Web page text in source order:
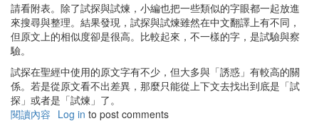
請看附表。除了試探與試煉，小編也把一些類似的字眼都一起放進
來搜尋與整理。結果發現，試探與試煉雖然在中文翻譯上有不同，
但原文上的相似度卻是很高。比較起來，不一樣的字，是試驗與察
驗。
試探在聖經中使用的原文字有不少，但大多與「誘惑」有較高的關
係。若是從原文看不出差異，那麼只能從上下文去找出到底是「試
探」或者是「試煉」了。
閱讀內容 有Log in to post comments